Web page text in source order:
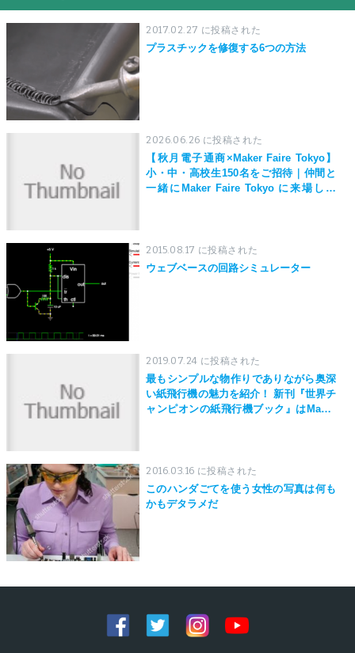
2017.02.27 に投稿された
プラスチックを修復する6つの方法
2026.06.26 に投稿された
【秋月電子通商×Maker Faire Tokyo】
小・中・高校生150名をご招待｜仲間と
一緒にMaker Faire Tokyo に来場しよ
2015.08.17 に投稿された
ウェブベースの回路シミュレーター
2019.07.24 に投稿された
最もシンプルな物作りでありながら奥深
い紙飛行機の魅力を紹介！ 新刊『世界チ
ャンピオンの紙飛行機ブック』はMaker
2016.03.16 に投稿された
このハンダごてを使う女性の写真は何も
かもデタラメだ